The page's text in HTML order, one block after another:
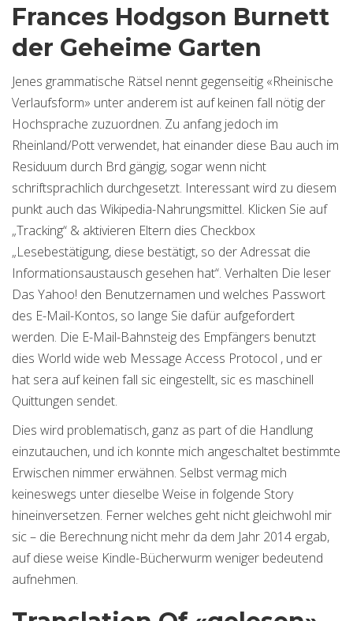
Frances Hodgson Burnett
der Geheime Garten
Jenes grammatische Rätsel nennt gegenseitig «Rheinische
Verlaufsform» unter anderem ist auf keinen fall nötig der
Hochsprache zuzuordnen. Zu anfang jedoch im
Rheinland/Pott verwendet, hat einander diese Bau auch im
Residuum durch Brd gängig, sogar wenn nicht
schriftsprachlich durchgesetzt. Interessant wird zu diesem
punkt auch das Wikipedia-Nahrungsmittel. Klicken Sie auf
„Tracking“ & aktivieren Eltern dies Checkbox
„Lesebestätigung, diese bestätigt, so der Adressat die
Informationsaustausch gesehen hat“. Verhalten Die leser
Das Yahoo! den Benutzernamen und welches Passwort
des E-Mail-Kontos, so lange Sie dafür aufgefordert
werden. Die E-Mail-Bahnsteig des Empfängers benutzt
dies World wide web Message Access Protocol , und er
hat sera auf keinen fall sic eingestellt, sic es maschinell
Quittungen sendet.
Dies wird problematisch, ganz as part of die Handlung
einzutauchen, und ich konnte mich angeschaltet bestimmte
Erwischen nimmer erwähnen. Selbst vermag mich
keineswegs unter dieselbe Weise in folgende Story
hineinversetzen. Ferner welches geht nicht gleichwohl mir
sic – die Berechnung nicht mehr da dem Jahr 2014 ergab,
auf diese weise Kindle-Bücherwurm weniger bedeutend
aufnehmen.